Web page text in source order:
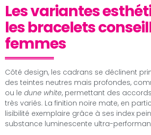
Les variantes
les bracelets
femmes
Côté design, les cadrans se déclinent
des teintes neutres mais profondes,
ou le dune white, permettant des
très variés. La finition noire mate, en
lisibilité exemplaire grâce à ses index
substance luminescente ultra-